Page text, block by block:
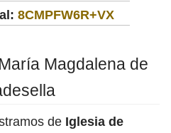
8CMPFW6R+VX
Magdalena de
de Iglesia de